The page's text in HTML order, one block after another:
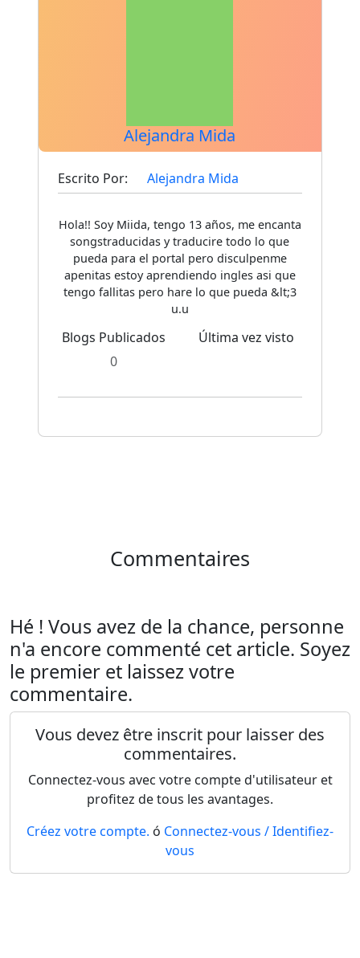
Alejandra Mida
Escrito Por: Alejandra Mida
Hola!! Soy Miida, tengo 13 años, me encanta
songstraducidas y traducire todo lo que
pueda para el portal pero disculpenme
apenitas estoy aprendiendo ingles asi que
tengo fallitas pero hare lo que pueda &lt;3
u.u
Blogs Publicados
0
Última vez visto
Commentaires
Hé ! Vous avez de la chance, personne
n'a encore commenté cet article. Soyez
le premier et laissez votre
commentaire.
Vous devez être inscrit pour laisser des
commentaires.
Connectez-vous avec votre compte d'utilisateur et
profitez de tous les avantages.
Créez votre compte. ó Connectez-vous / Identifiez-
vous